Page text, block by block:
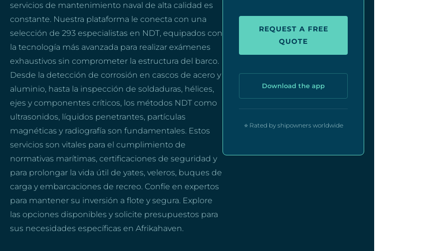
servicios de mantenimiento naval de alta calidad es
constante. Nuestra plataforma le conecta con una
selección de 293 especialistas en NDT, equipados con
la tecnología más avanzada para realizar exámenes
exhaustivos sin comprometer la estructura del barco.
Desde la detección de corrosión en cascos de acero y
aluminio, hasta la inspección de soldaduras, hélices,
ejes y componentes críticos, los métodos NDT como
ultrasonidos, líquidos penetrantes, partículas
magnéticas y radiografía son fundamentales. Estos
servicios son vitales para el cumplimiento de
normativas marítimas, certificaciones de seguridad y
para prolongar la vida útil de yates, veleros, buques de
carga y embarcaciones de recreo. Confíe en expertos
para mantener su inversión a flote y segura. Explore
las opciones disponibles y solicite presupuestos para
sus necesidades específicas en Afrikahaven.
REQUEST A FREE
QUOTE
Download the app
⭐ Rated by shipowners worldwide